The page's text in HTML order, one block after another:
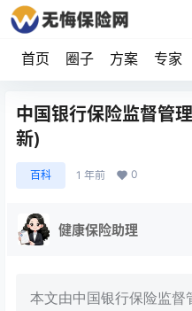
首页 圈子 方案 专家
中国银行保险监督管
新)
百科 1 年前 0
健康保险助理
本文由中国银行保险监督